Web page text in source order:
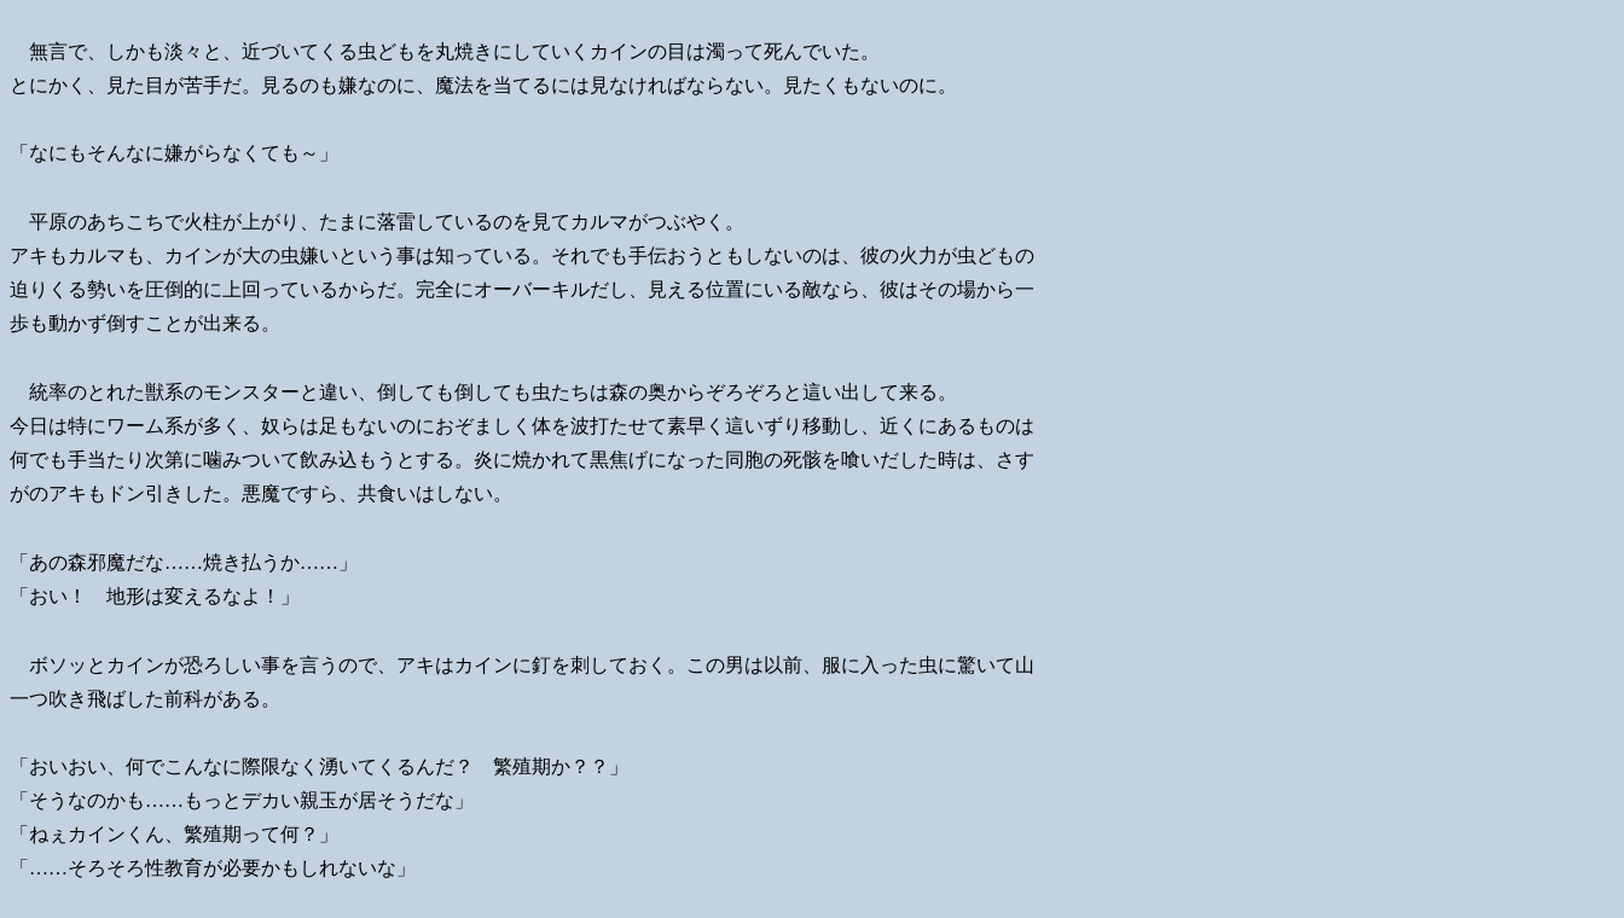
無言で、しかも淡々と、近づいてくる虫どもを丸焼きにしていくカインの目は濁って死んでいた。
とにかく、見た目が苦手だ。見るのも嫌なのに、魔法を当てるには見なければならない。見たくもないのに。
「なにもそんなに嫌がらなくても～」
平原のあちこちで火柱が上がり、たまに落雷しているのを見てカルマがつぶやく。
アキもカルマも、カインが大の虫嫌いという事は知っている。それでも手伝おうともしないのは、彼の火力が虫どもの
迫りくる勢いを圧倒的に上回っているからだ。完全にオーバーキルだし、見える位置にいる敵なら、彼はその場から一
歩も動かず倒すことが出来る。
統率のとれた獣系のモンスターと違い、倒しても倒しても虫たちは森の奥からぞろぞろと這い出して来る。
今日は特にワーム系が多く、奴らは足もないのにおぞましく体を波打たせて素早く這いずり移動し、近くにあるものは
何でも手当たり次第に噛みついて飲み込もうとする。炎に焼かれて黒焦げになった同胞の死骸を喰いだした時は、さす
がのアキもドン引きした。悪魔ですら、共食いはしない。
「あの森邪魔だな……焼き払うか……」
「おい！ 地形は変えるなよ！」
ボソッとカインが恐ろしい事を言うので、アキはカインに釘を刺しておく。この男は以前、服に入った虫に驚いて山
一つ吹き飛ばした前科がある。
「おいおい、何でこんなに際限なく湧いてくるんだ？ 繁殖期か？？」
「そうなのかも……もっとデカい親玉が居そうだな」
「ねぇカインくん、繁殖期って何？」
「……そろそろ性教育が必要かもしれないな」